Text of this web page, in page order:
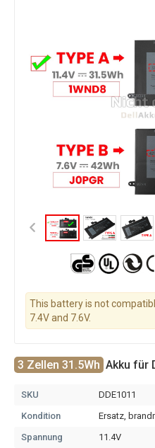
This battery is not
7.4V and 7.6V.
3 Zellen 31.5Wh Akku für
SKU
DDE1011
Kondition
Ersatz,
Spannung
11.4V